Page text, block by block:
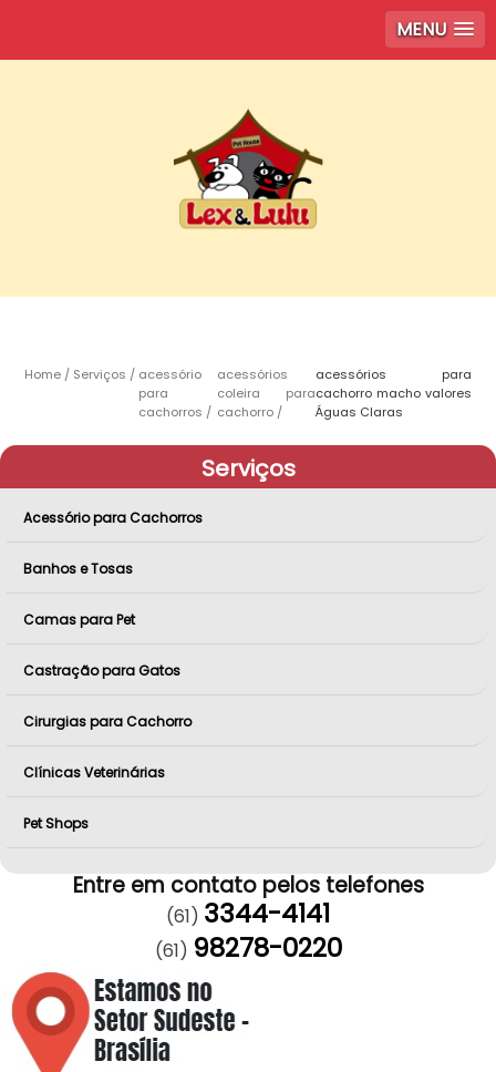
MENU
Home Serviços
acessório
para
cachorros
acessórios
coleira para
cachorro
acessórios para
cachorro macho valores
Águas Claras
Serviços
Acessório para Cachorros
Banhos e Tosas
Camas para Pet
Castração para Gatos
Cirurgias para Cachorro
Clínicas Veterinárias
Pet Shops
Entre em contato pelos telefones
(61) 3344-4141
(61) 98278-0220